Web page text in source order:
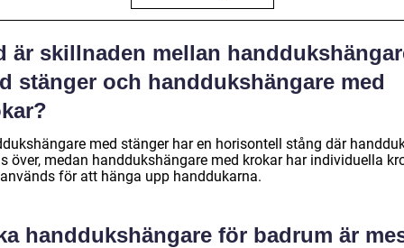
är skillnaden mellan
stänger och handdukshängare med
med stänger har en horisontell stång där
över, medan handdukshängare med krokar har individuella
för att hänga upp handdukarna.
handdukshängare för badrum är